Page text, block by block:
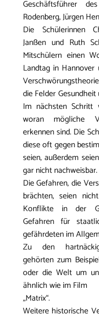
Geschäftsführer
Rodenberg, Jürgen
Die Schülerinnen
Janßen und Ruth
Mitschülern einen
Landtag in
die Felder
Im nächsten Schritt
woran mögliche
erkennen sind. Die
diese oft gegen
seien, außerdem
gar nicht nachweisbar.
Die Gefahren, die
brächten, seien
Konflikte in der
Gefahren für
gefährdeten im
Zu den
gehörten zum
oder die Welt um
ähnlich wie im Film
„Matrix“.
Weitere historische